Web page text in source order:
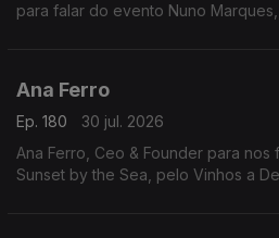
para falar do evento Nuno
Ana Ferro
Ep. 180
30 jul. 2026
Ana Ferro, Ceo & Founder para nos
Sunset by the Sea, pelo Vinhos a